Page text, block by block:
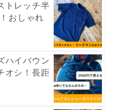
トレッチ半
おしゃれ
ハイバウン
オシ！長距